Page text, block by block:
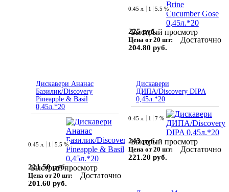
Быстрый просмотр
0.45 л. 1 5.5 %
225 руб.
Цена от 20 шт:
204.80 руб.
Достаточно
Дискавери Ананас
Базилик/Discovery
Pineapple & Basil
0,45л.*20
Быстрый просмотр
0.45 л. 1 5.5 %
221.50 руб.
Цена от 20 шт:
201.60 руб.
Достаточно
Дискавери
ДИПА/Discovery DIPA
0,45л.*20
Быстрый просмотр
0.45 л. 1 7 %
243 руб.
Цена от 20 шт:
221.20 руб.
Достаточно